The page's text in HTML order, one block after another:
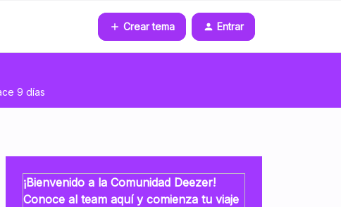
Crear tema Entrar
9 días
¡Bienvenido a la Comunidad Deezer!
Conoce al team aquí y comienza tu viaje